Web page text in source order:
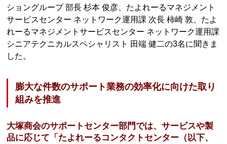
ショングループ 部長 杉本 俊彦、たよれーるマネジメント
サービスセンター ネットワーク運用課 次長 柿崎 敦、たよ
れーるマネジメントサービスセンター ネットワーク運用課
シニアテクニカルスペシャリスト 田端 健二の3名に聞きま
した。
膨大な件数のサポート業務の効率化に向けた取り
組みを推進
大塚商会のサポートセンター部門では、サービスや製
品に応じて「たよれーるコンタクトセンター（以下、